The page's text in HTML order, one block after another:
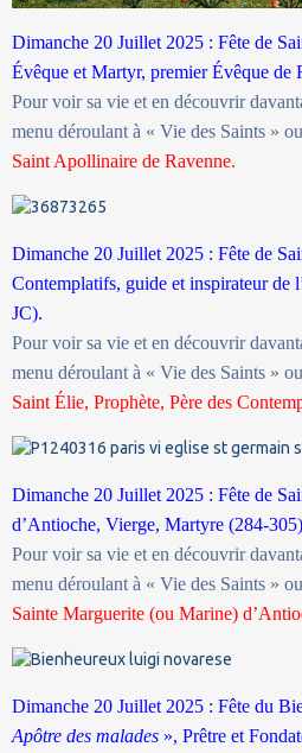
Dimanche 20 Juillet 2025 : Fête de
Évêque et Martyr, premier Évêque de
Pour voir sa vie et en découvrir
menu déroulant à « Vie des Saints »
Saint Apollinaire de Ravenne.
Dimanche 20 Juillet 2025 : Fête de
Contemplatifs, guide et inspirateur de
JC).
Pour voir sa vie et en découvrir
menu déroulant à « Vie des Saints »
Saint Élie, Prophète, Père des
Dimanche 20 Juillet 2025 : Fête de
d’Antioche, Vierge, Martyre (284-
Pour voir sa vie et en découvrir
menu déroulant à « Vie des Saints »
Sainte Marguerite (ou Marine)
Dimanche 20 Juillet 2025 : Fête du
Apôtre des malades », Prêtre et